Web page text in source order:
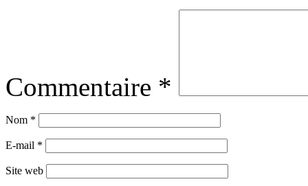
Commentaire *
Nom *
E-mail *
Site web